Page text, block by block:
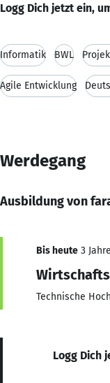
Logg Dich jetzt ein,
Informatik BWL
Agile Entwicklung
Werdegang
Ausbildung von
Bis heute 3
Technische
Logg Dich